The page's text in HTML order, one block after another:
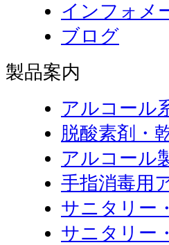
インフォメ
ブログ
製品案内
アルコール
脱酸素剤・
アルコール
手指消毒用
サニタリー
サニタリー